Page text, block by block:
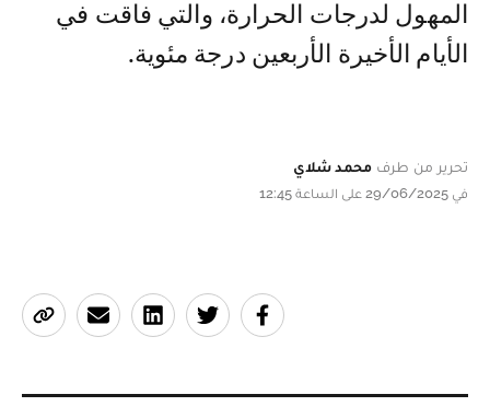
المهول لدرجات الحرارة، والتي فاقت في
الأيام الأخيرة الأربعين درجة مئوية.
تحرير من طرف محمد شلاي
في 29/06/2025 على الساعة 12:45